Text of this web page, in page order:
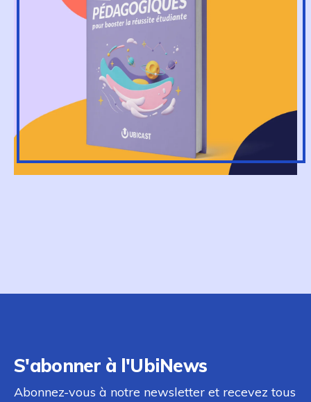
S'abonner à l'UbiNews
Abonnez-vous à notre newsletter et recevez tous